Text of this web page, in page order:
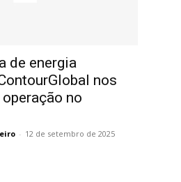
de energia
nos
no
- 12 de setembro de 2025